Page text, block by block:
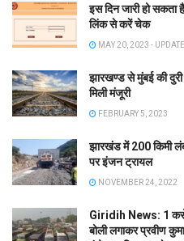
इस दिन जारी हो
लिंक से करें चेक
MAY 20, 2023 -
झारखण्ड से मुंबई की
मिली मंजूरी
FEBRUARY 5, 2023
झारखंड में 200 किमी
पर इंजन ट्रायल
NOVEMBER 24, 2022
Giridih News: 1
बोली लगाकर प्रवीण